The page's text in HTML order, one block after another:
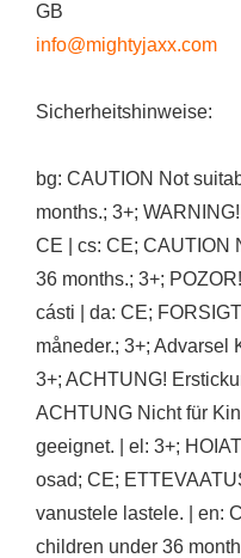
GB
info@mightyjaxx.com
Sicherheitshinweise:
bg: CAUTION Not
months.; 3+;
CE | cs: CE; CAUTION
36 months.; 3+;
cásti | da: CE;
måneder.; 3+;
3+; ACHTUNG!
ACHTUNG Nicht für
geeignet. | el: 3+;
osad; CE;
vanustele lastele. | en:
children under 36